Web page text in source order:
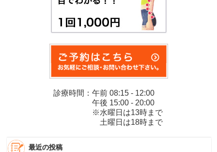
診療時間：午前 08:15 - 12:00
午後 15:00 - 20:00
※水曜日は13時まで
土曜日は18時まで
最近の投稿